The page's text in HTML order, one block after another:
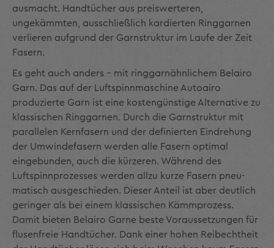
ausmacht. Handtücher aus preiswerteren,
ungekämmten, ausschließlich kardierten Ringgarnen
verlieren aufgrund der Garnstruktur im Laufe der Zeit
Fasern.
Es geht auch anders – mit ringgarnähnlichem Belairo
Garn. Das auf der Luftspinn­maschine Autoairo
produzierte Garn ist eine kostengünstige Alternative zu
klassi­schen Ringgarnen. Durch die Garnstruktur mit
parallelen Kernfasern und der defi­nierten Eindrehung
der Umwindefasern werden alle Fasern optimal
eingebunden, auch die kürzeren. Während des
Luftspinnprozesses werden allzu kurze Fasern pneu­
matisch ausgeschieden. Dieser Anteil ist aber deutlich
geringer als bei einem klassi­schen Kämmprozess.
Damit bieten Belairo Garne beste Voraussetzungen für
flusen­freie Handtücher. Dank einer hohen Reibechtheit